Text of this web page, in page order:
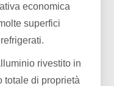
economica
superfici
rivestito in
totale di proprietà